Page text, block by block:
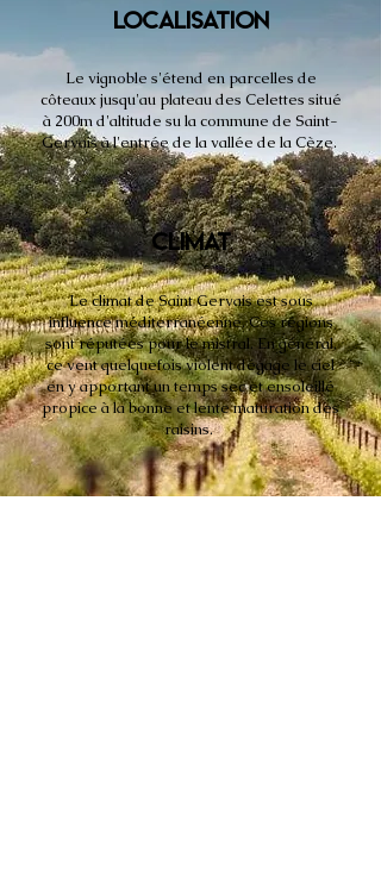
LOCALISATION
Le vignoble s'étend en parcelles de
côteaux jusqu'au plateau des Celettes situé
à 200m d'altitude su la commune de Saint-
Gervais à l'entrée de la vallée de la Cèze.
CLIMAT
Le climat de SaintGervaisest sous
influence méditerranéenne. Ces régions
sont réputées pour le mistral. En général,
ce vent quelquefois violent dégage le ciel
en y apportant un temps sec et ensoleillé
propice à la bonne et lente maturation des
raisins.